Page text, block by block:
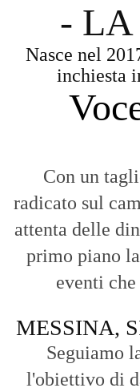
- LA
Nasce nel
inchiesta
Con un
radicato sul
attenta delle
primo piano
eventi
MESSINA,
Seguiamo
l'obiettivo di